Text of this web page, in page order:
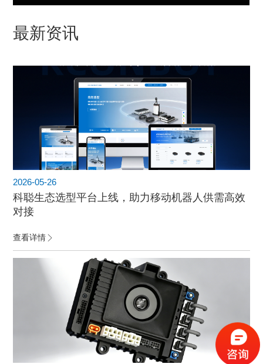
最新资讯
2026-05-26
科聪生态选型平台上线，助力移动机器人供需高效
对接
查看详情